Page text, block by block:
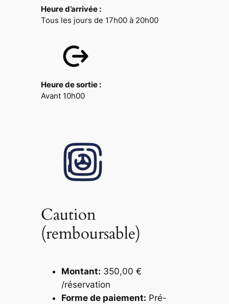
Heure d’arrivée :
Tous les jours de 17h00 à 20h00
Heure de sortie :
Avant 10h00
Caution
(remboursable)
Montant: 350,00 €
/réservation
Forme de paiement: Pré-